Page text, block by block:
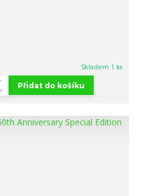
Skladem 1 ks
Přidat do košíku